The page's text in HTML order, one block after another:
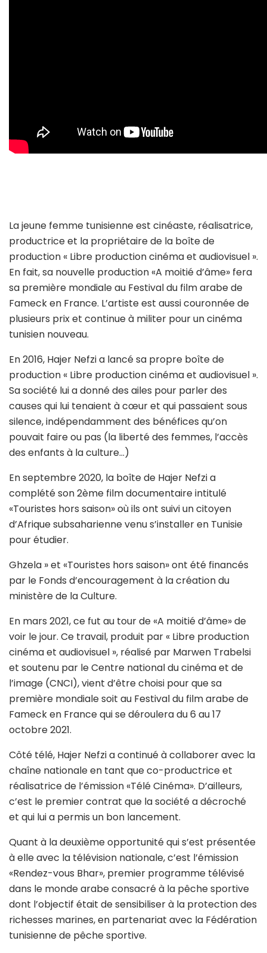
La jeune femme tunisienne est cinéaste, réalisatrice,
productrice et la propriétaire de la boîte de
production « Libre production cinéma et audiovisuel ».
En fait, sa nouvelle production «A moitié d’âme» fera
sa première mondiale au Festival du film arabe de
Fameck en France. L’artiste est aussi couronnée de
plusieurs prix et continue à militer pour un cinéma
tunisien nouveau.
En 2016, Hajer Nefzi a lancé sa propre boîte de
production « Libre production cinéma et audiovisuel ».
Sa société lui a donné des ailes pour parler des
causes qui lui tenaient à cœur et qui passaient sous
silence, indépendamment des bénéfices qu’on
pouvait faire ou pas (la liberté des femmes, l’accès
des enfants à la culture…)
En septembre 2020, la boîte de Hajer Nefzi a
complété son 2ème film documentaire intitulé
«Touristes hors saison» où ils ont suivi un citoyen
d’Afrique subsaharienne venu s’installer en Tunisie
pour étudier.
Ghzela » et «Touristes hors saison» ont été financés
par le Fonds d’encouragement à la création du
ministère de la Culture.
En mars 2021, ce fut au tour de «A moitié d’âme» de
voir le jour. Ce travail, produit par « Libre production
cinéma et audiovisuel », réalisé par Marwen Trabelsi
et soutenu par le Centre national du cinéma et de
l’image (CNCI), vient d’être choisi pour que sa
première mondiale soit au Festival du film arabe de
Fameck en France qui se déroulera du 6 au 17
octobre 2021.
Côté télé, Hajer Nefzi a continué à collaborer avec la
chaîne nationale en tant que co-productrice et
réalisatrice de l’émission «Télé Cinéma». D’ailleurs,
c’est le premier contrat que la société a décroché
et qui lui a permis un bon lancement.
Quant à la deuxième opportunité qui s’est présentée
à elle avec la télévision nationale, c’est l’émission
«Rendez-vous Bhar», premier programme télévisé
dans le monde arabe consacré à la pêche sportive
dont l’objectif était de sensibiliser à la protection des
richesses marines, en partenariat avec la Fédération
tunisienne de pêche sportive.